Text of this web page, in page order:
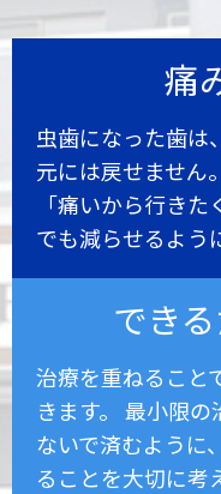
痛
虫歯になった歯は
元には戻せません
「痛いから行き
でも減らせるよう
でき
治療を重ねること
きます。 最小限
ないで済むように
ることを大切に考